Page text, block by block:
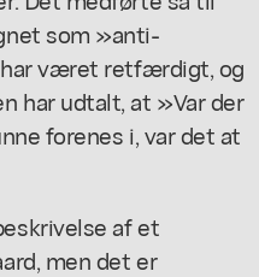
som »anti-
været retfærdigt, og
har udtalt, at »Var der
forenes i, var det at
af et
men det er